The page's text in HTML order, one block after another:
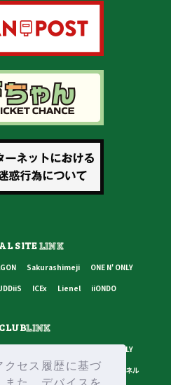
セス履歴に基づ
また、デバイスを
SITELINK
Sakurashimeji
ONE N' ONLY
ICEx Lienel iiONDO
LINK
ONE N' ONLY
ICEx Lienel スターダストチャンネル